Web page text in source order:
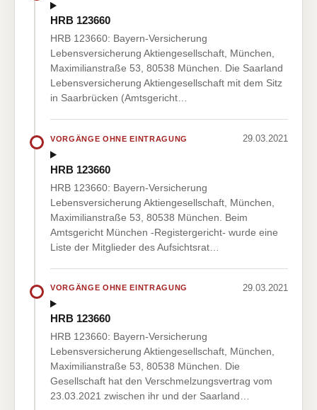
HRB 123660
HRB 123660: Bayern-Versicherung
Lebensversicherung Aktiengesellschaft, München,
Maximilianstraße 53, 80538 München. Die Saarland
Lebensversicherung Aktiengesellschaft mit dem Sitz
in Saarbrücken (Amtsgericht…
VORGÄNGE OHNE EINTRAGUNG 29.03.2021
HRB 123660
HRB 123660: Bayern-Versicherung
Lebensversicherung Aktiengesellschaft, München,
Maximilianstraße 53, 80538 München. Beim
Amtsgericht München -Registergericht- wurde eine
Liste der Mitglieder des Aufsichtsrat…
VORGÄNGE OHNE EINTRAGUNG 29.03.2021
HRB 123660
HRB 123660: Bayern-Versicherung
Lebensversicherung Aktiengesellschaft, München,
Maximilianstraße 53, 80538 München. Die
Gesellschaft hat den Verschmelzungsvertrag vom
23.03.2021 zwischen ihr und der Saarland…